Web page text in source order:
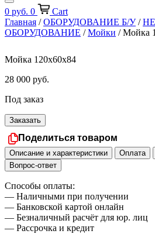
0 руб. 0
Cart
Главная /ОБОРУДОВАНИЕ Б/У/
ОБОРУДОВАНИЕ /Мойки / Мойка
Мойка 120х60х84
28 000 руб.
Под заказ
Заказать
Поделиться товаром
Описание и характеристики Оплата
Вопрос-ответ
Способы оплаты:
— Наличными при получении
— Банковской картой онлайн
— Безналичный расчёт для юр. лиц
— Рассрочка и кредит